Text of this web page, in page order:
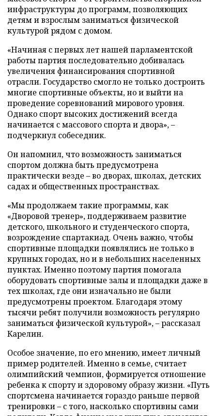
инфраструктуры до программ, позволяющих
детям и взрослым заниматься физической
культурой рядом с домом.
«Начиная с первых лет нашей парламентской
работы партия последовательно добивалась
увеличения финансирования спортивной
отрасли. Государство смогло не только достроить
многие спортивные объекты, но и выйти на
проведение соревнований мирового уровня.
Однако спорт высоких достижений всегда
начинается с массового спорта и двора», –
подчеркнул собеседник.
Он напомнил, что возможность заниматься
спортом должна быть предусмотрена
практически везде – во дворах, школах, детских
садах и общественных пространствах.
«Мы продолжаем такие программы, как
«Дворовой тренер», поддерживаем развитие
детского, школьного и студенческого спорта,
возрождение спартакиад. Очень важно, чтобы
спортивные площадки появлялись не только в
крупных городах, но и в небольших населенных
пунктах. Именно поэтому партия помогала
оборудовать спортивные залы и площадки даже в
тех школах, где они изначально не были
предусмотрены проектом. Благодаря этому
тысячи ребят получили возможность регулярно
заниматься физической культурой», – рассказал
Карелин.
Особое значение, по его мнению, имеет личный
пример родителей. Именно в семье, считает
олимпийский чемпион, формируется отношение
ребенка к спорту и здоровому образу жизни. «Путь
спортсмена начинается гораздо раньше первой
тренировки – с того, насколько спортивны сами